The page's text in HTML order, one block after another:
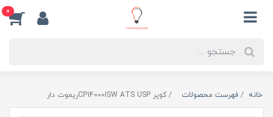
0
خانه فهرست محصولات کوپر CP14000ISW ATS USPریموت دار